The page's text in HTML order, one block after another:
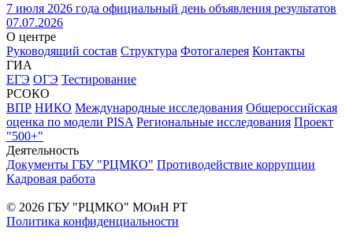
7 июля 2026 года официальный день объявления результатов
07.07.2026
О центре
Руководящий состав Структура Фотогалерея Контакты
ГИА
ЕГЭ ОГЭ Тестирование
РСОКО
ВПР НИКО Международные исследования Общероссийская
оценка по модели PISA Региональные исследования Проект
"500+"
Деятельность
Документы ГБУ "РЦМКО" Противодействие коррупции
Кадровая работа
© 2026 ГБУ "РЦМКО" МОиН РТ
Политика конфиденциальности